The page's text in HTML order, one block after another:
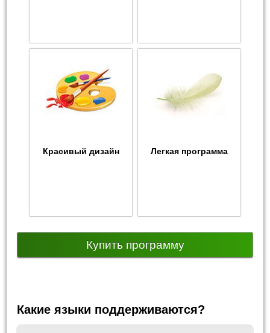
Красивый дизайн Легкая программа
Купить программу
Какие языки поддерживаются?